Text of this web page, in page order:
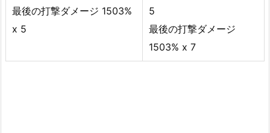
最後の打撃ダメージ 1503%
x 5
5
最後の打撃ダメージ
1503% x 7